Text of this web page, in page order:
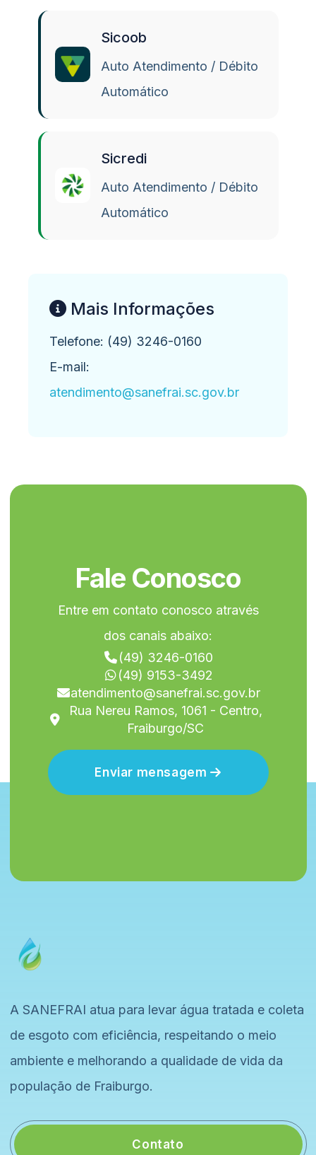
Sicoob
Auto Atendimento / Débito
Automático
Sicredi
Auto Atendimento / Débito
Automático
Mais Informações
Telefone: (49) 3246-0160
E-mail:
atendimento@sanefrai.sc.gov.br
Fale Conosco
Entre em contato conosco através
dos canais abaixo:
(49) 3246-0160
(49) 9153-3492
atendimento@sanefrai.sc.gov.br
Rua Nereu Ramos, 1061 - Centro,
Fraiburgo/SC
Enviar mensagem
A SANEFRAI atua para levar água tratada e coleta
de esgoto com eficiência, respeitando o meio
ambiente e melhorando a qualidade de vida da
população de Fraiburgo.
Contato